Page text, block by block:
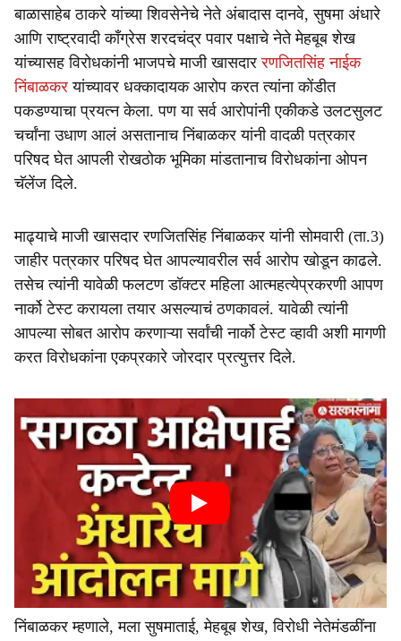
e
बाळासाहेब ठाकरे यांच्या शिवसेनेचे नेते अंबादास दानवे, सुषमा अंधारे
आणि राष्ट्रवादी काँग्रेस शरदचंद्र पवार पक्षाचे नेते मेहबूब शेख
यांच्यासह विरोधकांनी भाजपचे माजी खासदाररणजितसिंह नाईक
निंबाळकर यांच्यावर धक्कादायक आरोप करत त्यांना कोंडीत
पकडण्याचा प्रयत्न केला. पण या सर्व आरोपांनी एकीकडे उलटसुलट
चर्चांना उधाण आलं असतानाच निंबाळकर यांनी वादळी पत्रकार
परिषद घेत आपली रोखठोक भूमिका मांडतानाच विरोधकांना ओपन
चॅलेंज दिले.
माढ्याचे माजी खासदार रणजितसिंह निंबाळकर यांनी सोमवारी (ता.3)
जाहीर पत्रकार परिषद घेत आपल्यावरील सर्व आरोप खोडून काढले.
तसेच त्यांनी यावेळी फलटण डॉक्टर महिला आत्महत्येप्रकरणी आपण
नार्को टेस्ट करायला तयार असल्याचं ठणकावलं. यावेळी त्यांनी
आपल्या सोबत आरोप करणाऱ्या सर्वांची नार्को टेस्ट व्हावी अशी मागणी
करत विरोधकांना एकप्रकारे जोरदार प्रत्युत्तर दिले.
निंबाळकर म्हणाले, मला सुषमाताई, मेहबूब शेख, विरोधी नेतेमंडळींना